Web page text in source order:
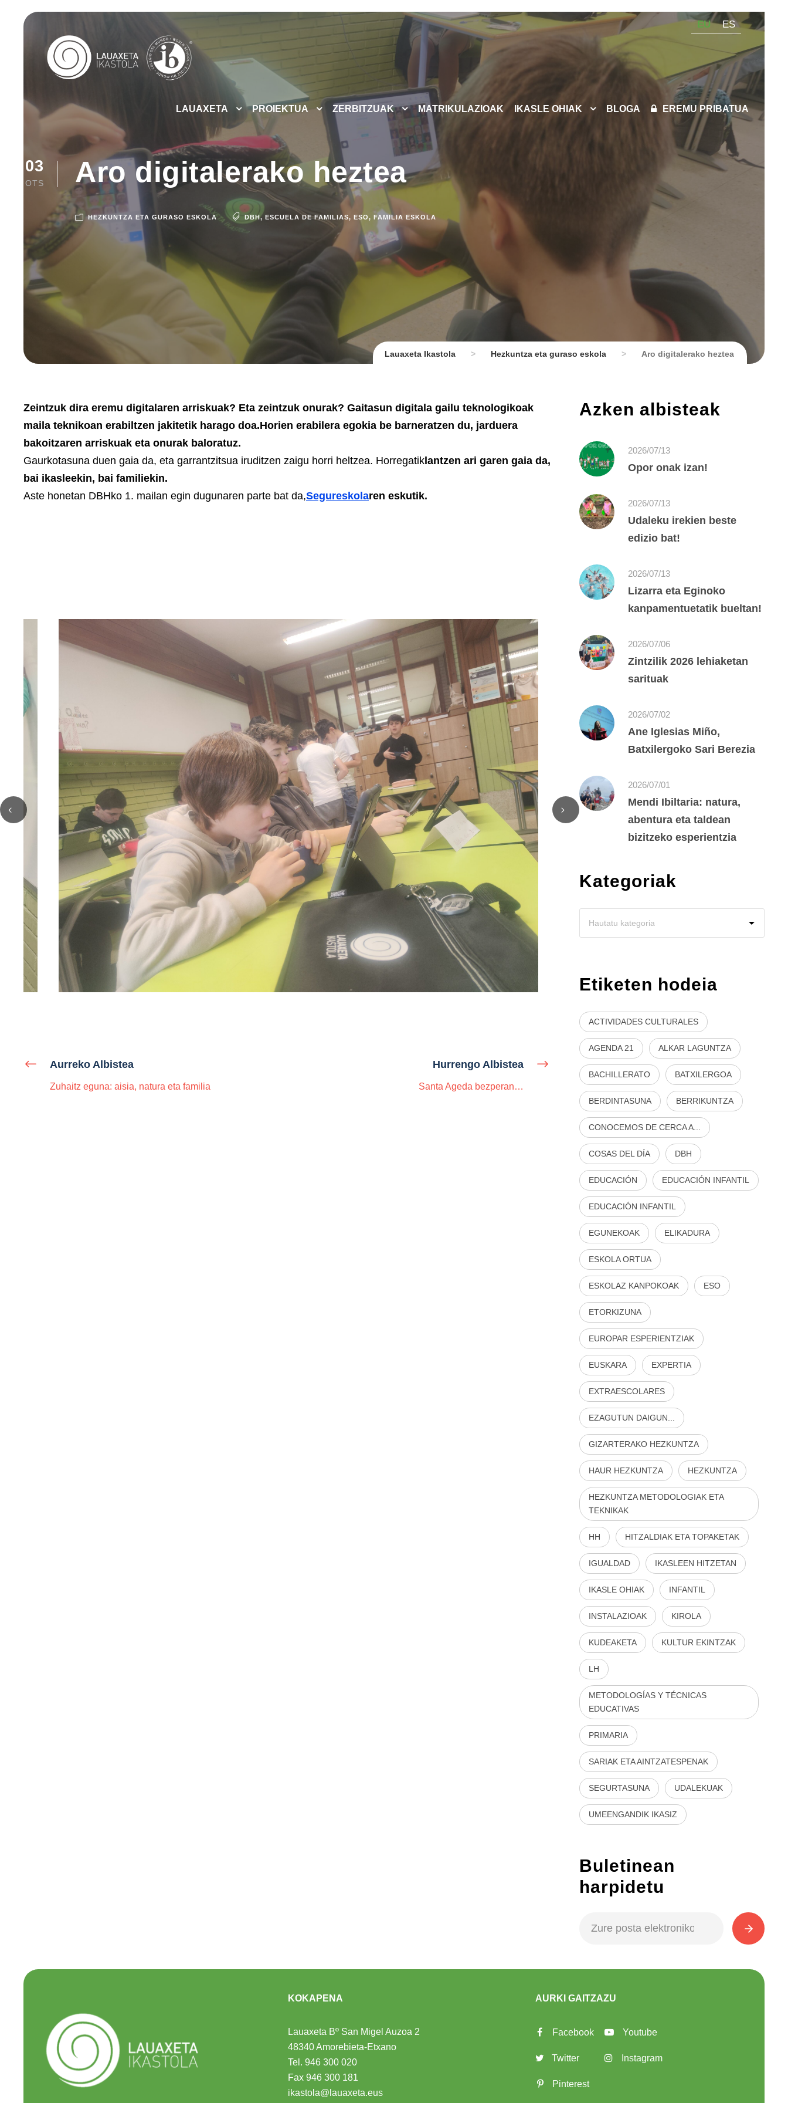
EU ES
LAUAXETA PROIEKTUA ZERBITZUAK MATRIKULAZIOAK IKASLE OHIAK BLOGA EREMU PRIBATUA
03
OTS Aro digitalerako heztea
HEZKUNTZA ETA GURASO ESKOLA DBH, ESCUELA DE FAMILIAS, ESO, FAMILIA ESKOLA
Lauaxeta Ikastola > Hezkuntza eta guraso eskola > Aro digitalerako heztea
Zeintzuk dira eremu digitalaren arriskuak? Eta zeintzuk onurak? Gaitasun digitala gailu teknologikoak
maila teknikoan erabiltzen jakitetik harago doa.Horien erabilera egokia be barneratzen du, jarduera
bakoitzaren arriskuak eta onurak baloratuz.
Gaurkotasuna duen gaia da, eta garrantzitsua iruditzen zaigu horri heltzea. Horregatik lantzen ari garen gaia da,
bai ikasleekin, bai familiekin.
Aste honetan DBHko 1. mailan egin dugunaren parte bat da,Segureskolaren eskutik.
Aurreko Albistea
Zuhaitz eguna: aisia, natura eta familia
Hurrengo Albistea
Santa Ageda bezperan…
Azken albisteak
2026/07/13
Opor onak izan!
2026/07/13
Udaleku irekien beste
edizio bat!
2026/07/13
Lizarra eta Eginoko
kanpamentuetatik bueltan!
2026/07/06
Zintzilik 2026 lehiaketan
sarituak
2026/07/02
Ane Iglesias Miño,
Batxilergoko Sari Berezia
2026/07/01
Mendi Ibiltaria: natura,
abentura eta taldean
bizitzeko esperientzia
Kategoriak
Etiketen hodeia
ACTIVIDADES CULTURALES
AGENDA 21 ALKAR LAGUNTZA
BACHILLERATO BATXILERGOA
BERDINTASUNA BERRIKUNTZA
CONOCEMOS DE CERCA A...
COSAS DEL DÍA DBH
EDUCACIÓN EDUCACIÓN INFANTIL
EDUCACIÓN INFANTIL
EGUNEKOAK ELIKADURA
ESKOLA ORTUA
ESKOLAZ KANPOKOAK ESO
ETORKIZUNA
EUROPAR ESPERIENTZIAK
EUSKARA EXPERTIA
EXTRAESCOLARES
EZAGUTUN DAIGUN...
GIZARTERAKO HEZKUNTZA
HAUR HEZKUNTZA HEZKUNTZA
HEZKUNTZA METODOLOGIAK ETA
TEKNIKAK
HH HITZALDIAK ETA TOPAKETAK
IGUALDAD IKASLEEN HITZETAN
IKASLE OHIAK INFANTIL
INSTALAZIOAK KIROLA
KUDEAKETA KULTUR EKINTZAK
LH
METODOLOGÍAS Y TÉCNICAS
EDUCATIVAS
PRIMARIA
SARIAK ETA AINTZATESPENAK
SEGURTASUNA UDALEKUAK
UMEENGANDIK IKASIZ
Buletinean
harpidetu
KOKAPENA
Lauaxeta Bº San Migel Auzoa 2
48340 Amorebieta-Etxano
Tel.946 300 020
Fax 946 300 181
ikastola@lauaxeta.eus
AURKI GAITZAZU
Facebook
Twitter
Pinterest
Youtube
Instagram